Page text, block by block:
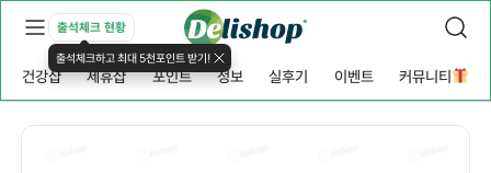
출석체크 현황
출석체크하고 최대 5천포인트 받기!
건강샵 제휴샵 포인트 정보 실후기 이벤트 커뮤니티